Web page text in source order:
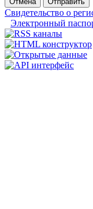
Свидетельство о
Электронный